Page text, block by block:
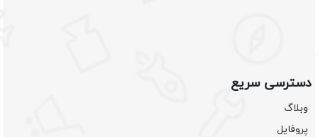
دسترسی سریع
وبلاگ
پروفایل